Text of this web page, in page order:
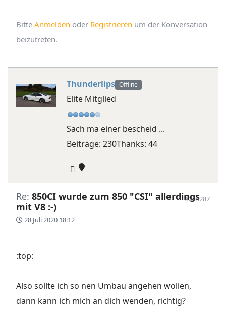
Bitte Anmelden oder Registrieren um der Konversation
beizutreten.
Thunderlips Offline
Elite Mitglied
Sach ma einer bescheid ...
Beiträge: 230Thanks: 44
Re: 850CI wurde zum 850 "CSI" allerdings
mit V8 :-)
28 Juli 2020 18:12
#243287
:top:
Also sollte ich so nen Umbau angehen wollen,
dann kann ich mich an dich wenden, richtig?